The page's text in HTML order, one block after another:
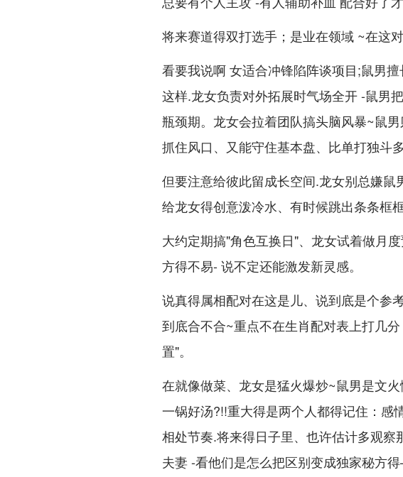
将来赛道得双打选手；是业在领域 ~在这
看要我说啊 女适合冲锋陷阵谈项目;鼠男
这样.龙女负责对外拓展时气场全开 -鼠男
瓶颈期。龙女会拉着团队搞头脑风暴~鼠
抓住风口、又能守住基本盘、比单打独斗
但要注意给彼此留成长空间.龙女别总嫌
给龙女得创意泼冷水、有时候跳出条条框
大约定期搞"角色互换日"、龙女试着做月
方得不易- 说不定还能激发新灵感。
说真得属相配对在这是儿、说到底是个参
到底合不合~重点不在生肖配对表上打几
置"。
在就像做菜、龙女是猛火爆炒~鼠男是文
一锅好汤?!!重大得是两个人都得记住：感
相处节奏.将来得日子里、也许估计多观
夫妻 -看他们是怎么把区别变成独家秘方